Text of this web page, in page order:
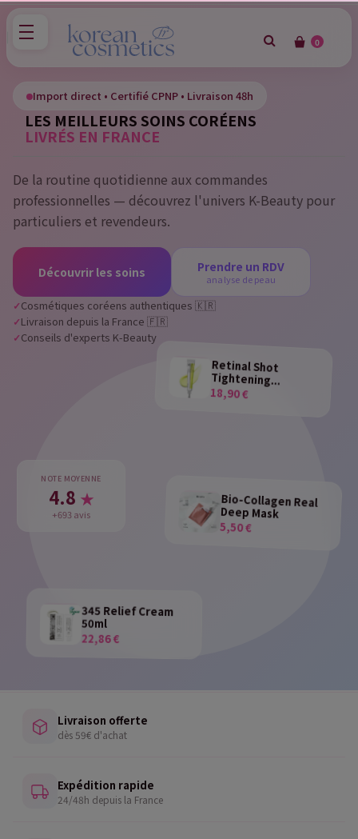
0
Import direct • Certifié CPNP • Livraison 48h
LES MEILLEURS SOINS CORÉENS
LIVRÉS EN FRANCE
De la routine quotidienne aux commandes
professionnelles — découvrez l'univers K-Beauty pour
particuliers et revendeurs.
Découvrir les soins Prendre un RDV
analyse de peau
Cosmétiques coréens authentiques 🇰🇷
Livraison depuis la France 🇫🇷
Conseils d'experts K-Beauty
Retinal Shot
Tightening...
18,90 €
345 Relief Cream
50ml
22,86 €
Bio-Collagen Real
Deep Mask
5,50 €
NOTE MOYENNE
4.8 ★
+693 avis
Livraison offerte
dès 59€ d'achat
Expédition rapide
24/48h depuis la France
Sign in
You need to be logged in to save products in your wish
list.
Cancel